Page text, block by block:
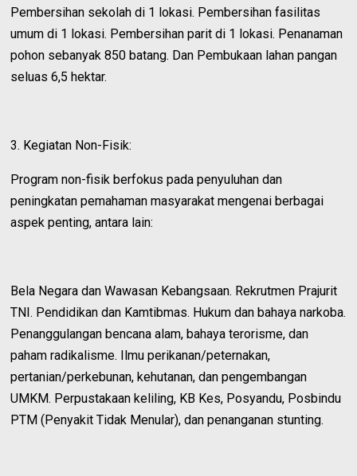
Pembersihan sekolah di 1 lokasi. Pembersihan fasilitas
umum di 1 lokasi. Pembersihan parit di 1 lokasi. Penanaman
pohon sebanyak 850 batang. Dan Pembukaan lahan pangan
seluas 6,5 hektar.
3. Kegiatan Non-Fisik:
Program non-fisik berfokus pada penyuluhan dan
peningkatan pemahaman masyarakat mengenai berbagai
aspek penting, antara lain:
Bela Negara dan Wawasan Kebangsaan. Rekrutmen Prajurit
TNI. Pendidikan dan Kamtibmas. Hukum dan bahaya narkoba.
Penanggulangan bencana alam, bahaya terorisme, dan
paham radikalisme. Ilmu perikanan/peternakan,
pertanian/perkebunan, kehutanan, dan pengembangan
UMKM. Perpustakaan keliling, KB Kes, Posyandu, Posbindu
PTM (Penyakit Tidak Menular), dan penanganan stunting.